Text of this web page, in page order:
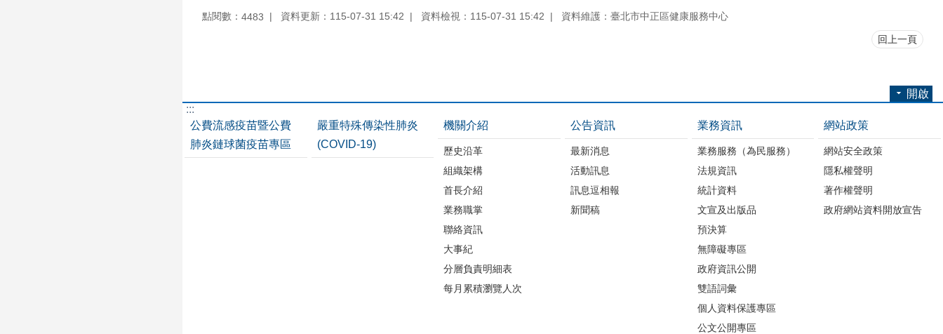
點閱數： 4483 資料更新：115-07-31 15:42 資料檢視：115-07-31 15:42 資料維護：臺北市中正區健康服務中心
回上一頁
開啟
:::
公費流感疫苗暨公費
肺炎鏈球菌疫苗專區
嚴重特殊傳染性肺炎
(COVID-19)
機關介紹
歷史沿革
組織架構
首長介紹
業務職掌
聯絡資訊
大事紀
分層負責明細表
每月累積瀏覽人次
公告資訊
最新消息
活動訊息
訊息逗相報
新聞稿
業務資訊
業務服務（為民服務）
法規資訊
統計資料
文宣及出版品
預決算
無障礙專區
政府資訊公開
雙語詞彙
個人資料保護專區
公文公開專區
網站政策
網站安全政策
隱私權聲明
著作權聲明
政府網站資料開放宣告